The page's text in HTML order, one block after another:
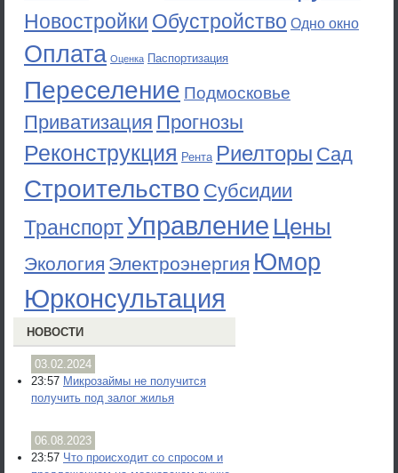
Новостройки Обустройство Одно окно
Оплата Оценка Паспортизация
Переселение Подмосковье
Приватизация Прогнозы
Реконструкция Рента Риелторы Сад
Строительство Субсидии
ТранспортУправление Цены
Экология Электроэнергия Юмор
Юрконсультация
НОВОСТИ
03.02.2024
23:57 Микрозаймы не получится
получить под залог жилья
06.08.2023
23:57 Что происходит со спросом и